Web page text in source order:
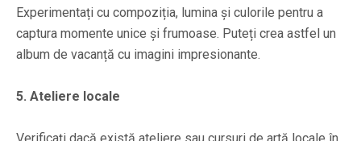
Experimentați cu compoziția, lumina și culorile pentru a
captura momente unice și frumoase. Puteți crea astfel un
album de vacanță cu imagini impresionante.
5. Ateliere locale